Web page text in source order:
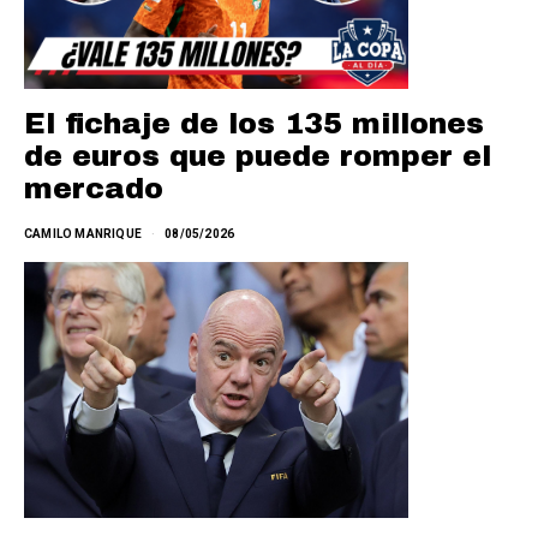
El fichaje de los 135 millones
de euros que puede romper el
mercado
CAMILO MANRIQUE 08/05/2026